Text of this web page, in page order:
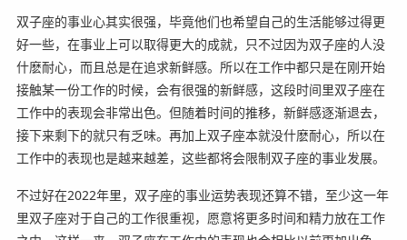
双子座的事业心其实很强，毕竟他们也希望自己的生活能够过得更
好一些，在事业上可以取得更大的成就，只不过因为双子座的人没
什麽耐心，而且总是在追求新鲜感。所以在工作中都只是在刚开始
接触某一份工作的时候，会有很强的新鲜感，这段时间里双子座在
工作中的表现会非常出色。但随着时间的推移，新鲜感逐渐退去，
接下来剩下的就只有乏味。再加上双子座本就没什麽耐心，所以在
工作中的表现也是越来越差，这些都将会限制双子座的事业发展。
不过好在2022年里，双子座的事业运势表现还算不错，至少这一年
里双子座对于自己的工作很重视，愿意将更多时间和精力放在工作